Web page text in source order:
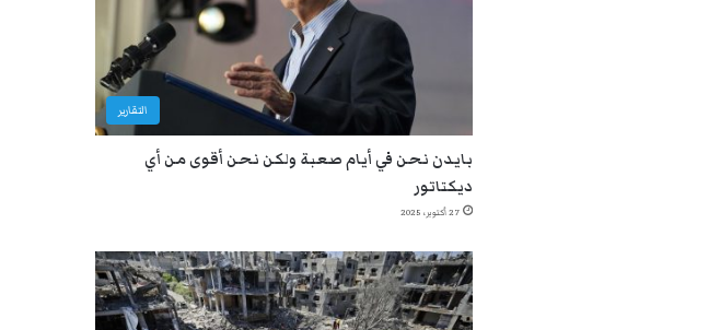
التقارير
بايدن نحن في أيام صعبة ولكن نحن أقوى من أي
ديكتاتور
27 أكتوبر، 2025